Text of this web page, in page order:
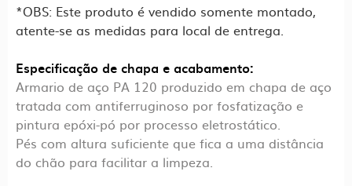
*OBS: Este produto é vendido somente montado,
atente-se as medidas para local de entrega.
Especificação de chapa e acabamento:
Armario de aço PA 120 produzido em chapa de aço
tratada com antiferruginoso por fosfatização e
pintura epóxi-pó por processo eletrostático.
Pés com altura suficiente que fica a uma distância
do chão para facilitar a limpeza.